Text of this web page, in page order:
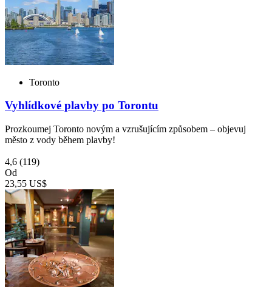
Toronto
Vyhlídkové plavby po Torontu
Prozkoumej Toronto novým a vzrušujícím způsobem – objevuj
město z vody během plavby!
4,6 (119)
Od
23,55 US$